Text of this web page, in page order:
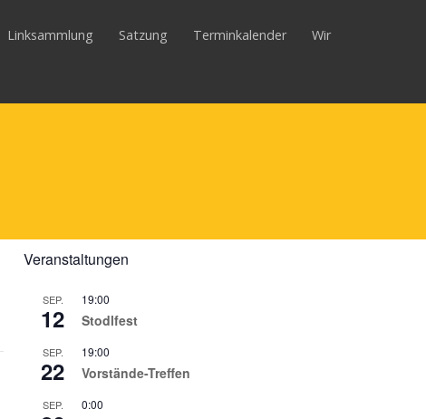
Linksammlung Satzung Terminkalender Wir
Veranstaltungen
SEP.
12
19:00
Stodlfest
SEP.
22
19:00
Vorstände-Treffen
SEP. 0:00